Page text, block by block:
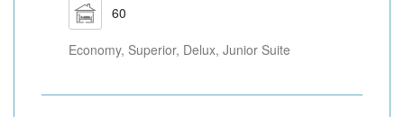
60
Economy, Superior, Delux, Junior Suite